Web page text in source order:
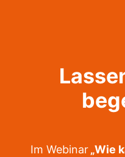
Im Webinar„Wie